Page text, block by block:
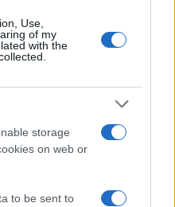
Use,
of my
with the
storage
on web or
to be sent to